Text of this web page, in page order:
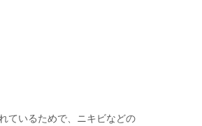
ているためで、ニキビなどの